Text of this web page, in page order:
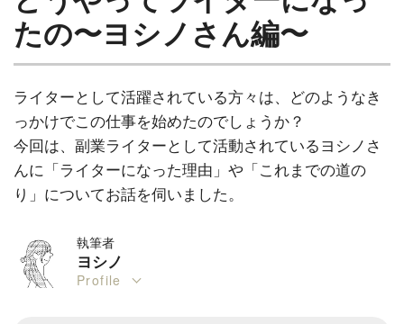
たの〜ヨシノさん編〜
ライターとして活躍されている方々は、どのようなき
っかけでこの仕事を始めたのでしょうか？
今回は、副業ライターとして活動されているヨシノさ
んに「ライターになった理由」や「これまでの道の
り」についてお話を伺いました。
執筆者
ヨシノ
Profile